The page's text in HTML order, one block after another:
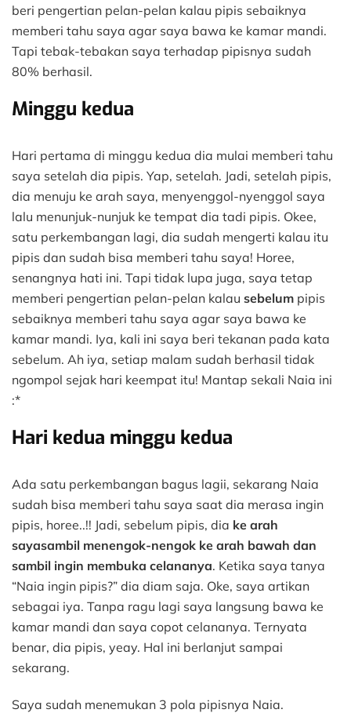
beri pengertian pelan-pelan kalau pipis sebaiknya
memberi tahu saya agar saya bawa ke kamar mandi.
Tapi tebak-tebakan saya terhadap pipisnya sudah
80% berhasil.
Minggu kedua
Hari pertama di minggu kedua dia mulai memberi tahu
saya setelah dia pipis. Yap, setelah. Jadi, setelah pipis,
dia menuju ke arah saya, menyenggol-nyenggol saya
lalu menunjuk-nunjuk ke tempat dia tadi pipis. Okee,
satu perkembangan lagi, dia sudah mengerti kalau itu
pipis dan sudah bisa memberi tahu saya! Horee,
senangnya hati ini. Tapi tidak lupa juga, saya tetap
memberi pengertian pelan-pelan kalau sebelum pipis
sebaiknya memberi tahu saya agar saya bawa ke
kamar mandi. Iya, kali ini saya beri tekanan pada kata
sebelum. Ah iya, setiap malam sudah berhasil tidak
ngompol sejak hari keempat itu! Mantap sekali Naia ini
:*
Hari kedua minggu kedua
Ada satu perkembangan bagus lagii, sekarang Naia
sudah bisa memberi tahu saya saat dia merasa ingin
pipis, horee..!! Jadi, sebelum pipis, dia ke arah
sayasambil menengok-nengok ke arah bawah dan
sambil ingin membuka celananya. Ketika saya tanya
“Naia ingin pipis?” dia diam saja. Oke, saya artikan
sebagai iya. Tanpa ragu lagi saya langsung bawa ke
kamar mandi dan saya copot celananya. Ternyata
benar, dia pipis, yeay. Hal ini berlanjut sampai
sekarang.
Saya sudah menemukan 3 pola pipisnya Naia.